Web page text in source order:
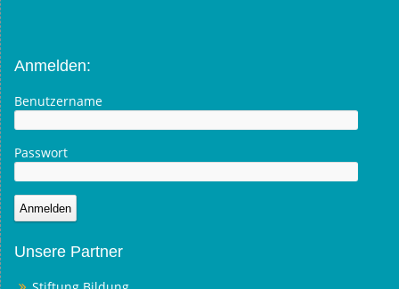
Anmelden:
Benutzername
Passwort
Unsere Partner